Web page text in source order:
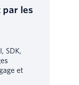
par les
SDK,
et